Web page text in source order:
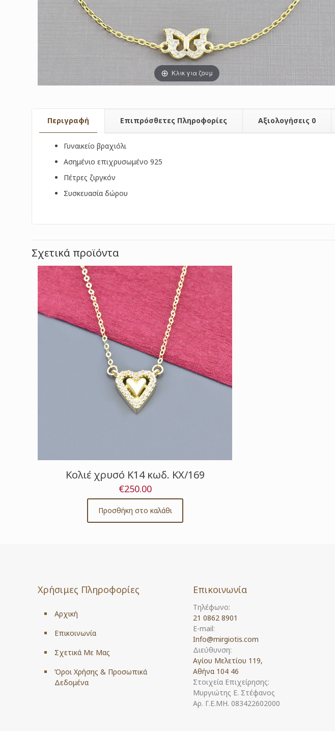
Κλικ για ζουμ
Περιγραφή Επιπρόσθετες Πληροφορίες Αξιολογήσεις 0
Γυναικείο βραχιόλι
Ασημένιο επιχρυσωμένο 925
Πέτρες ζιργκόν
Συσκευασία δώρου
Σχετικά προϊόντα
Κολιέ χρυσό Κ14 κωδ. ΚΧ/169
€250.00
Προσθήκη στο καλάθι
Χρήσιμες Πληροφορίες
Αρχική
Επικοινωνία
Σχετικά Με Μας
Όροι Χρήσης & Προσωπικά
Δεδομένα
Επικοινωνία
Τηλέφωνο:
21 0862 8901
E-mail:
Info@mirgiotis.com
Διεύθυνση:
Αγίου Μελετίου 119,
Αθήνα 104 46
Στοιχεία Επιχείρησης:
Μυργιώτης Ε. Στέφανος
Αρ. Γ.Ε.ΜΗ. 083422602000